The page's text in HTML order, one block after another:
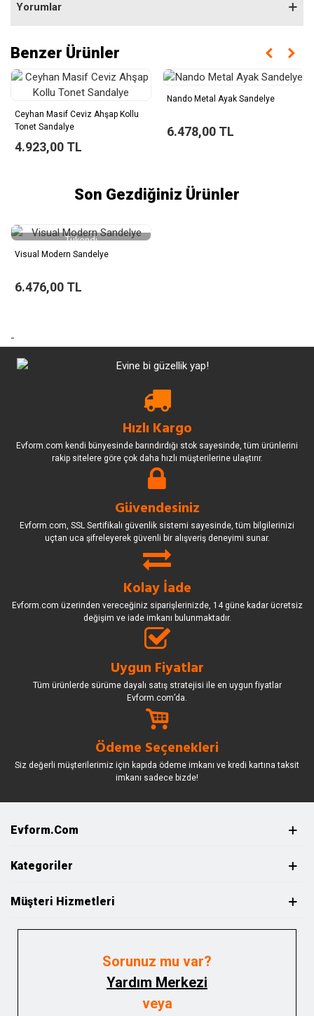
Yorumlar
Benzer Ürünler
Ceyhan Masif Ceviz Ahşap Kollu
Tonet Sandalye
4.923,00 TL
Nando Metal Ayak Sandelye
6.478,00 TL
Son Gezdiğiniz Ürünler
Tükendi
Visual Modern Sandelye
6.476,00 TL
-
Hızlı Kargo
Evform.com kendi bünyesinde barındırdığı stok sayesinde, tüm ürünlerini
rakip sitelere göre çok daha hızlı müşterilerine ulaştırır.
Güvendesiniz
Evform.com, SSL Sertifikalı güvenlik sistemi sayesinde, tüm bilgilerinizi
uçtan uca şifreleyerek güvenli bir alışveriş deneyimi sunar.
Kolay İade
Evform.com üzerinden vereceğiniz siparişlerinizde, 14 güne kadar ücretsiz
değişim ve iade imkanı bulunmaktadır.
Uygun Fiyatlar
Tüm ürünlerde sürüme dayalı satış stratejisi ile en uygun fiyatlar
Evform.com’da.
Ödeme Seçenekleri
Siz değerli müşterilerimiz için kapıda ödeme imkanı ve kredi kartına taksit
imkanı sadece bizde!
Evform.com
Kategoriler
Müşteri Hizmetleri
Sorunuz mu var?
Yardım Merkezi
veya